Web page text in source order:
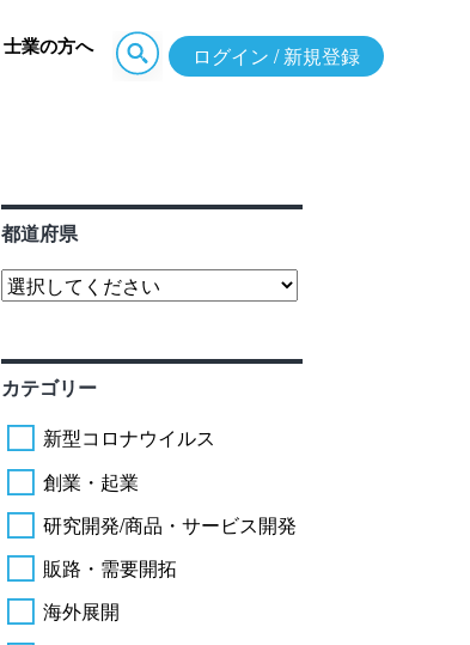
士業の方へ ログイン / 新規登録
都道府県
カテゴリー
新型コロナウイルス
創業・起業
研究開発/商品・サービス開発
販路・需要開拓
海外展開